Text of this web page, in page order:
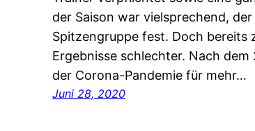
der Saison war vielsprechend,
Spitzengruppe fest. Doch bereits
Ergebnisse schlechter. Nach
der Corona-Pandemie für mehr…
Juni 28, 2020